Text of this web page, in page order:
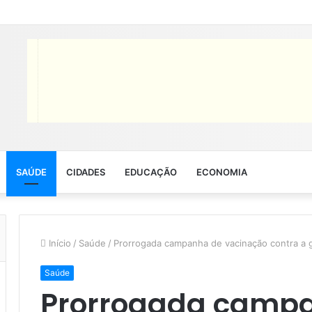
SAÚDE CIDADES EDUCAÇÃO ECONOMIA
Início / Saúde / Prorrogada campanha de vacinação contra a
Saúde
Prorrogada